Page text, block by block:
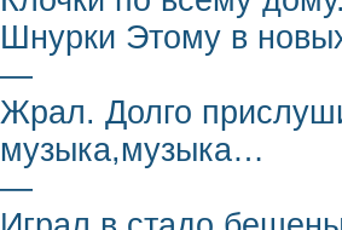
Шнурки Этому в
—
Жрал. Долго
музыка,музыка…
—